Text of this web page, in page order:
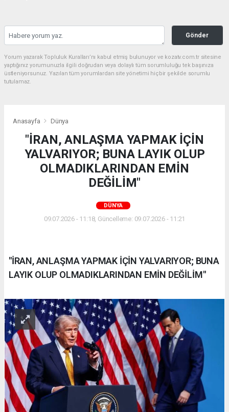
Gönder
Yorum yazarak Topluluk Kuralları’nı kabul etmiş bulunuyor ve kozatv.com.tr sitesine
yaptığınız yorumunuzla ilgili doğrudan veya dolaylı tüm sorumluluğu tek başınıza
üstleniyorsunuz. Yazılan tüm yorumlardan site yönetimi hiçbir şekilde sorumlu
tutulamaz.
Anasayfa Dünya
"İRAN, ANLAŞMA YAPMAK İÇİN
YALVARIYOR; BUNA LAYIK OLUP
OLMADIKLARINDAN EMİN
DEĞİLİM"
DÜNYA
09.07.2026 - 11:18, Güncelleme: 09.07.2026 - 11:21
"İRAN, ANLAŞMA YAPMAK İÇİN YALVARIYOR; BUNA
LAYIK OLUP OLMADIKLARINDAN EMİN DEĞİLİM"